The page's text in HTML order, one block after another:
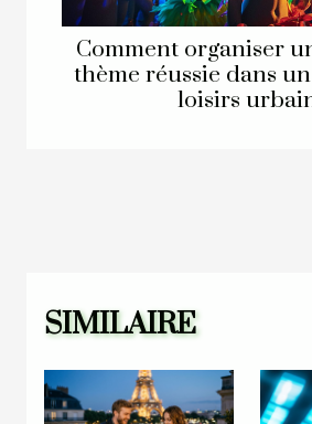
Comment organiser
thème réussie dans
loisirs
SIMILAIRE